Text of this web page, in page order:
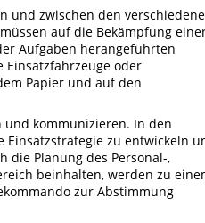
und zwischen den
auf die Bekämpfung
Aufgaben herangeführten
Einsatzfahrzeuge oder
Papier und auf den
und kommunizieren. In den
Einsatzstrategie zu entwickeln
die Planung des Personal-,
beinhalten, werden zu
zur Abstimmung